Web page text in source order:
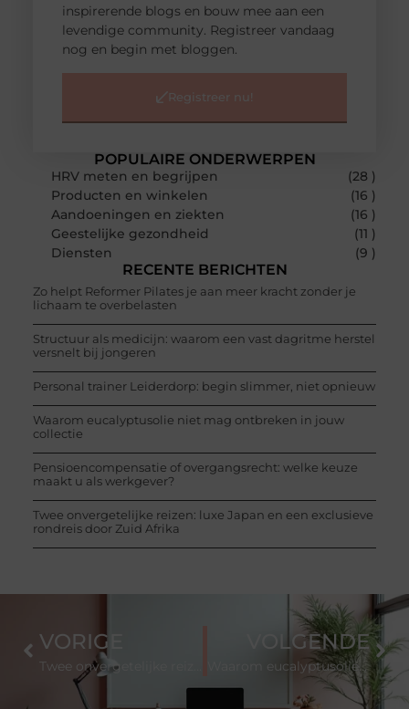
POPULAIRE ONDERWERPEN
HRV meten en begrijpen
(28 )
Producten en winkelen
(16 )
Aandoeningen en ziekten
(16 )
Geestelijke gezondheid
(11 )
Diensten
(9 )
RECENTE BERICHTEN
Zo helpt Reformer Pilates je aan meer kracht zonder je
lichaam te overbelasten
Structuur als medicijn: waarom een vast dagritme herstel
versnelt bij jongeren
Personal trainer Leiderdorp: begin slimmer, niet opnieuw
Waarom eucalyptusolie niet mag ontbreken in jouw
collectie
Pensioencompensatie of overgangsrecht: welke keuze
maakt u als werkgever?
Twee onvergetelijke reizen: luxe Japan en een exclusieve
rondreis door Zuid Afrika
inspirerende blogs en bouw mee aan een
levendige community. Registreer vandaag
nog en begin met bloggen.
Registreer nu!
VORIGE VOLGENDE
Waarom eucalyptusolie niet mag ontbreken in jouw collectie